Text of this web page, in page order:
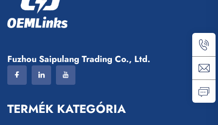
Fuzhou Saipulang Trading Co., Ltd.
TERMÉK KATEGÓRIA